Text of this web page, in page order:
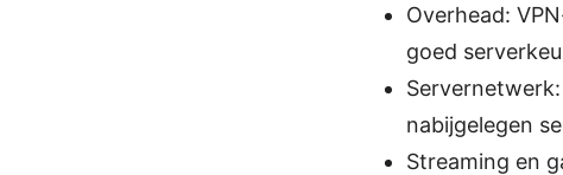
Overhead:
goed
nabijgelegen
Streaming en